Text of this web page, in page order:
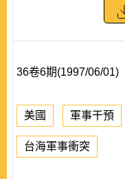
36卷6期(1997/06/01)
美國 軍事干預
台海軍事衝突